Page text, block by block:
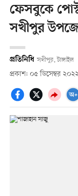
ফেসবুকে
সখীপুর
প্রতিনিধি সখীপুর, টাঙ্গাইল
প্রকাশ: ০৫ ডিসেম্বর